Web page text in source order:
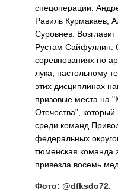
спецоперации:
Равиль Курмакаев,
Суровнев.
Рустам Сайфуллин.
соревнованиях по
лука, настольному
этих дисциплинах
призовые места на
Отечества",
среди команд
федеральных
тюменская команда
привезла восемь
Фото: @dfksdo72.